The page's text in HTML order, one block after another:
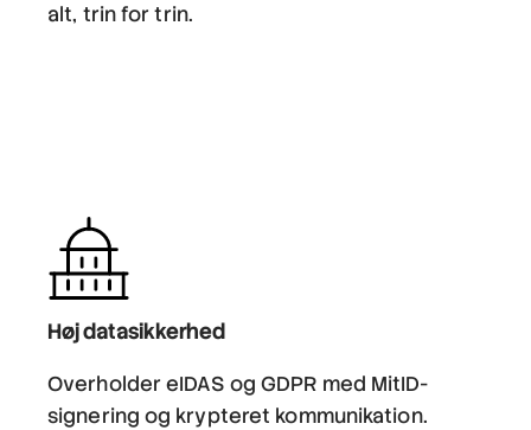
alt, trin for trin.
Høj datasikkerhed
Overholder eIDAS og GDPR med MitID-
signering og krypteret kommunikation.